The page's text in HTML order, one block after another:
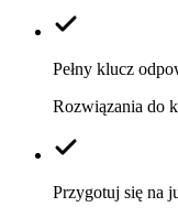
Pełny klucz
Rozwiązania do
Przygotuj się na